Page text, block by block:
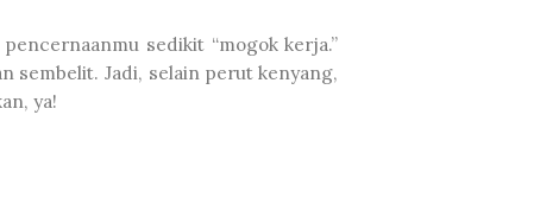
sedikit “mogok kerja.”
sembelit. Jadi, selain perut kenyang,
ya!